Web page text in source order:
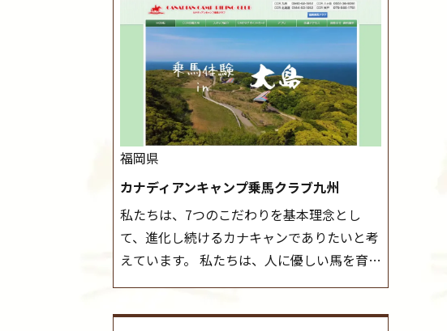
ップクラスまでに練習したまとめをします。
三種歩法をマスターし、ワンランク上の扶助
操作や誘導方法を身につけましょう。 注意
事項 ◆馬場使用状況により、使用する馬場
はこちらで決定いたしますのでご了承くださ
い ◆基本は雨天決行ですが、落雷・強風等
のより、安全上急遽中止させていただく場合
がございます。 ◆三木ホースランドパークの
協議会や講習会等により、一部レッスンが中
止になる場合がございます。 その際、ご予約
いただいている皆様には事前にご連絡いたし
ます。MIKIホーストレックのツアーはこち
ら
広くお楽しみいただける施設を目指していま
す。 また、お手軽（低価格）に会員になった
り自分の馬を持つことのできる乗馬クラブで
もあり、 健康や趣味、スポーツ競技として、
老若男女様々な方が、日々乗馬をお楽しみい
ただいています。 なお、ゴールデンウィーク
と夏休み期間中は無休で営業していますの
馬センターの紹介記事はこちら
福岡県
カナディアンキャンプ乗馬クラブ九州
私たちは、7つのこだわりを基本理念とし
て、進化し続けるカナキャンでありたいと考
えています。 私たちは、人に優しい馬を育て